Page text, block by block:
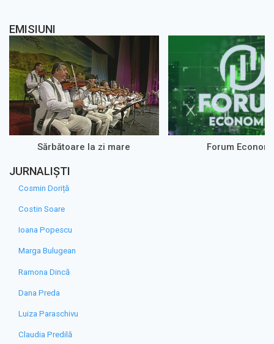
EMISIUNI
Sărbătoare la zi mare Forum
JURNALIȘTI
Cosmin Doriță
Costin Soare
Ioana Popescu
Marga Bulugean
Ramona Dincă
Dana Preda
Luiza Paraschivu
Claudia Predilă